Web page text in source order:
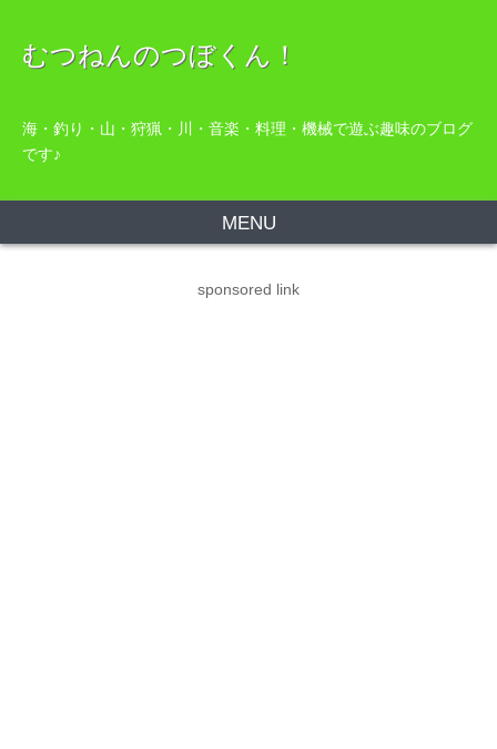
むつねんのつぼくん！
海・釣り・山・狩猟・川・音楽・料理・機械で遊ぶ趣味のブログ
です♪
MENU
sponsored link